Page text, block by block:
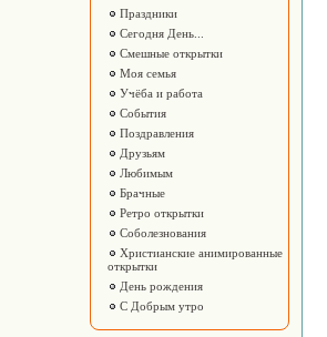
Праздники
Сегодня День...
Смешные открытки
Моя семья
Учёба и работа
События
Поздравления
Друзьям
Любимым
Брачные
Ретро открытки
Соболезнования
Христианские анимированные
открытки
День рождения
С Добрым утро